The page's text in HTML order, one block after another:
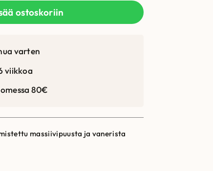
ostoskoriin
varten
viikkoa
80€
massiivipuusta ja vanerista